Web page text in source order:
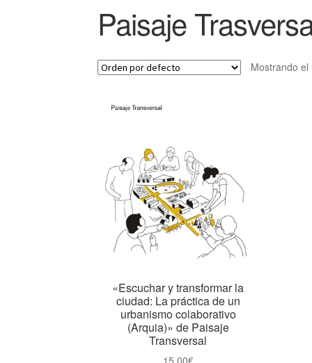
Paisaje
Mostrando
«Escuchar y transformar la
ciudad: La práctica de un
urbanismo colaborativo
(Arquia)» de Paisaje
Transversal